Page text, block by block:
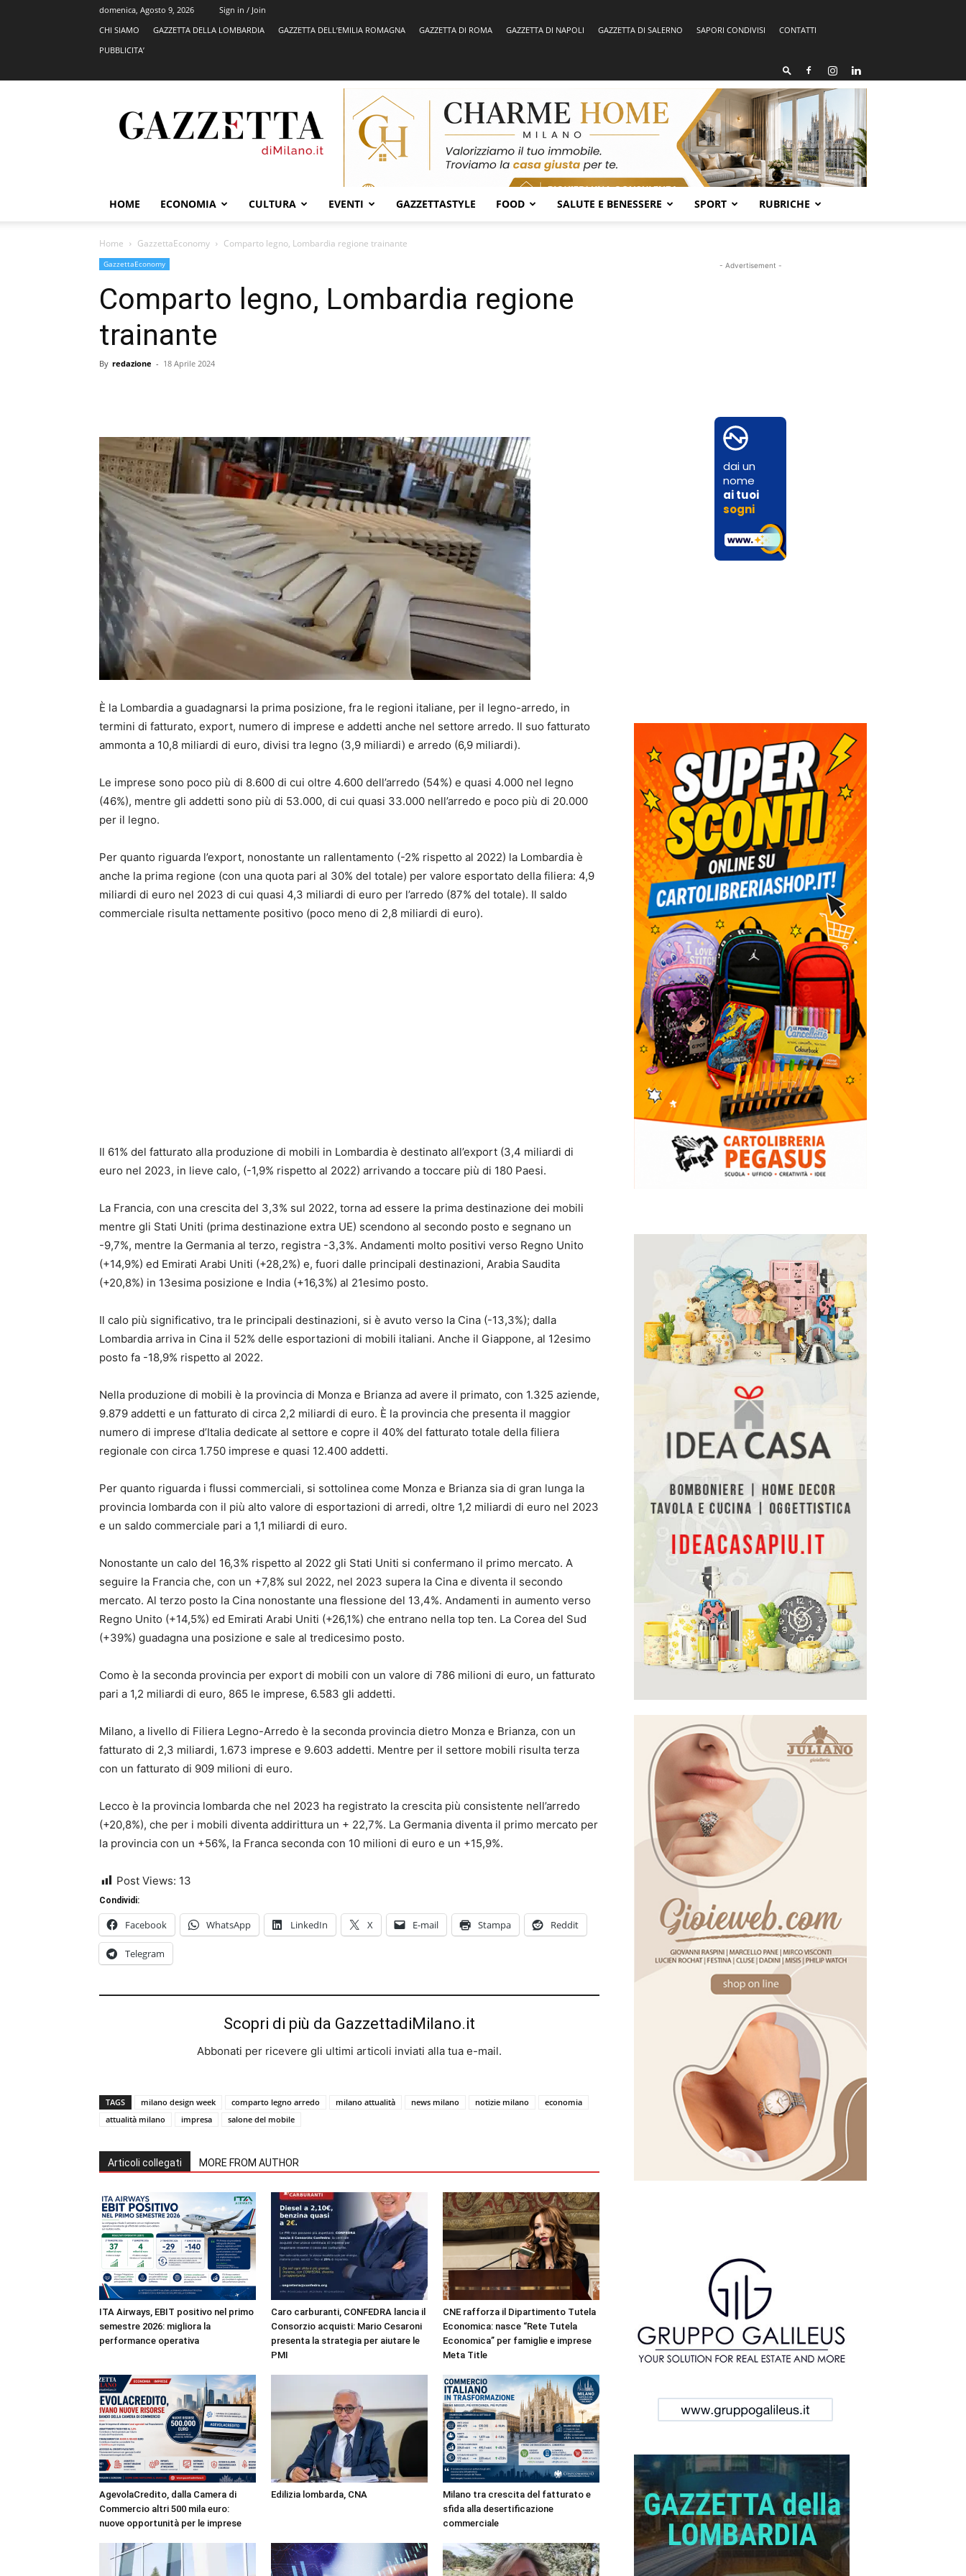
domenica, Agosto 9, 2026
Sign in / Join
CHI SIAMO
GAZZETTA DELLA LOMBARDIA GAZZETTA DELL’EMILIA ROMAGNA GAZZETTA DI ROMA GAZZETTA DI NAPOLI GAZZETTA DI SALERNO SAPORI CONDIVISI
CONTATTI
PUBBLICITA’
HOME ECONOMIA CULTURA EVENTI GAZZETTASTYLE FOOD SALUTE E BENESSERE SPORT RUBRICHE
Home GazzettaEconomy Comparto legno, Lombardia regione trainante
GazzettaEconomy
Comparto legno, Lombardia regione
trainante
By redazione - 18 Aprile 2024
È la Lombardia a guadagnarsi la prima posizione, fra le regioni italiane, per il legno-arredo, in
termini di fatturato, export, numero di imprese e addetti anche nel settore arredo. Il suo fatturato
ammonta a 10,8 miliardi di euro, divisi tra legno (3,9 miliardi) e arredo (6,9 miliardi).
Le imprese sono poco più di 8.600 di cui oltre 4.600 dell’arredo (54%) e quasi 4.000 nel legno
(46%), mentre gli addetti sono più di 53.000, di cui quasi 33.000 nell’arredo e poco più di 20.000
per il legno.
Per quanto riguarda l’export, nonostante un rallentamento (-2% rispetto al 2022) la Lombardia è
anche la prima regione (con una quota pari al 30% del totale) per valore esportato della filiera: 4,9
miliardi di euro nel 2023 di cui quasi 4,3 miliardi di euro per l’arredo (87% del totale). Il saldo
commerciale risulta nettamente positivo (poco meno di 2,8 miliardi di euro).
Il 61% del fatturato alla produzione di mobili in Lombardia è destinato all’export (3,4 miliardi di
euro nel 2023, in lieve calo, (-1,9% rispetto al 2022) arrivando a toccare più di 180 Paesi.
La Francia, con una crescita del 3,3% sul 2022, torna ad essere la prima destinazione dei mobili
mentre gli Stati Uniti (prima destinazione extra UE) scendono al secondo posto e segnano un
-9,7%, mentre la Germania al terzo, registra -3,3%. Andamenti molto positivi verso Regno Unito
(+14,9%) ed Emirati Arabi Uniti (+28,2%) e, fuori dalle principali destinazioni, Arabia Saudita
(+20,8%) in 13esima posizione e India (+16,3%) al 21esimo posto.
Il calo più significativo, tra le principali destinazioni, si è avuto verso la Cina (-13,3%); dalla
Lombardia arriva in Cina il 52% delle esportazioni di mobili italiani. Anche il Giappone, al 12esimo
posto fa -18,9% rispetto al 2022.
Nella produzione di mobili è la provincia di Monza e Brianza ad avere il primato, con 1.325 aziende,
9.879 addetti e un fatturato di circa 2,2 miliardi di euro. È la provincia che presenta il maggior
numero di imprese d’Italia dedicate al settore e copre il 40% del fatturato totale della filiera
regionale con circa 1.750 imprese e quasi 12.400 addetti.
Per quanto riguarda i flussi commerciali, si sottolinea come Monza e Brianza sia di gran lunga la
provincia lombarda con il più alto valore di esportazioni di arredi, oltre 1,2 miliardi di euro nel 2023
e un saldo commerciale pari a 1,1 miliardi di euro.
Nonostante un calo del 16,3% rispetto al 2022 gli Stati Uniti si confermano il primo mercato. A
seguire la Francia che, con un +7,8% sul 2022, nel 2023 supera la Cina e diventa il secondo
mercato. Al terzo posto la Cina nonostante una flessione del 13,4%. Andamenti in aumento verso
Regno Unito (+14,5%) ed Emirati Arabi Uniti (+26,1%) che entrano nella top ten. La Corea del Sud
(+39%) guadagna una posizione e sale al tredicesimo posto.
Como è la seconda provincia per export di mobili con un valore di 786 milioni di euro, un fatturato
pari a 1,2 miliardi di euro, 865 le imprese, 6.583 gli addetti.
Milano, a livello di Filiera Legno-Arredo è la seconda provincia dietro Monza e Brianza, con un
fatturato di 2,3 miliardi, 1.673 imprese e 9.603 addetti. Mentre per il settore mobili risulta terza
con un fatturato di 909 milioni di euro.
Lecco è la provincia lombarda che nel 2023 ha registrato la crescita più consistente nell’arredo
(+20,8%), che per i mobili diventa addirittura un + 22,7%. La Germania diventa il primo mercato per
la provincia con un +56%, la Franca seconda con 10 milioni di euro e un +15,9%.
Post Views: 13
Condividi:
Facebook WhatsApp LinkedIn X E-mail Stampa Reddit
Telegram
Scopri di più da GazzettadiMilano.it
Abbonati per ricevere gli ultimi articoli inviati alla tua e-mail.
TAGS milano design week comparto legno arredo milano attualità news milano notizie milano
economia
attualità milano
impresa salone del mobile
Articoli collegati MORE FROM AUTHOR
ITA Airways, EBIT positivo nel primo
semestre 2026: migliora la
performance operativa
Caro carburanti, CONFEDRA lancia il
Consorzio acquisti: Mario Cesaroni
presenta la strategia per aiutare le
PMI
CNE rafforza il Dipartimento Tutela
Economica: nasce “Rete Tutela
Economica” per famiglie e imprese
Meta Title
AgevolaCredito, dalla Camera di
Commercio altri 500 mila euro:
nuove opportunità per le imprese
Edilizia lombarda, CNA
Milano tra crescita del fatturato e
sfida alla desertificazione
commerciale
- Advertisement -